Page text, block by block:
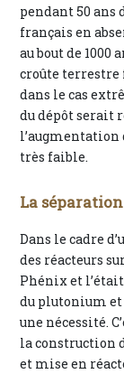
pendant 50 ans
français en
au bout de
croûte terrestre
dans le cas
du dépôt serait
très faible.
La
Dans le cadre
des réacteurs
Phénix et
du plutonium et
une nécessité.
la construction
et mise en